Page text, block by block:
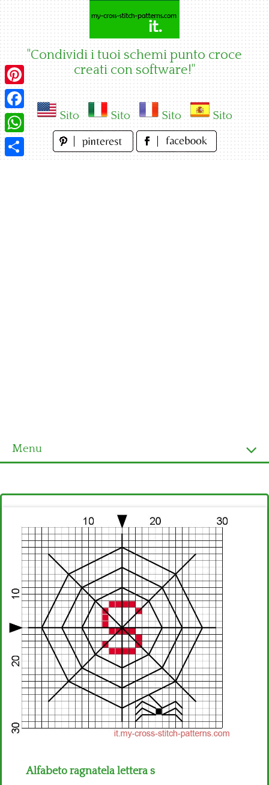
"Condividi i tuoi schemi punto croce
creati con software!"
Sito Sito Sito Sito
Menu
Ultimi schemi
Alfabeto
Bambini
Disney
Thun
Alfabeto ragnatela lettera s
Pinterest
Facebook
WhatsApp